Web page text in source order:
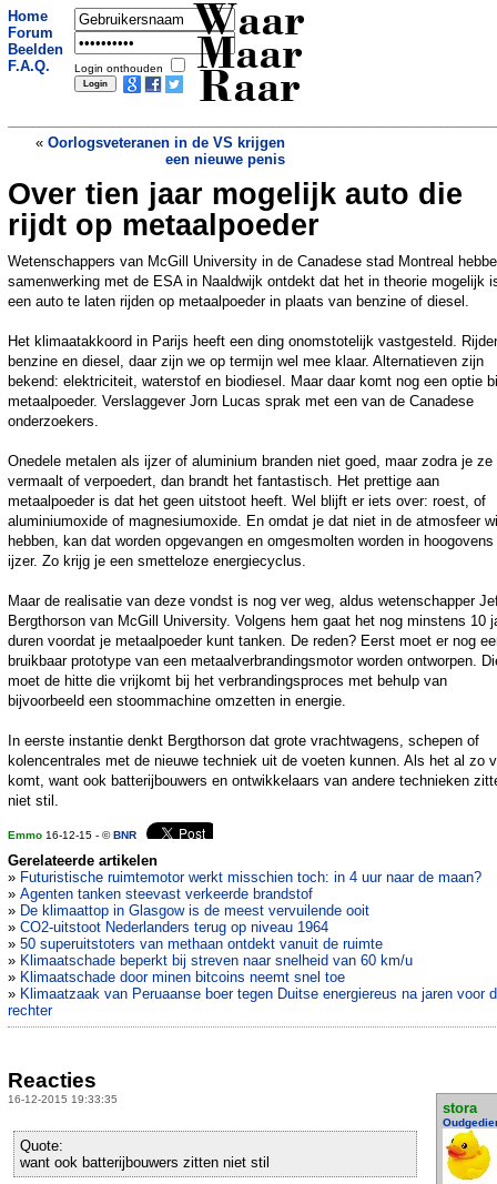
Home
Forum
Beelden
F.A.Q.
Login onthouden
Waar
Maar
Raar
« Oorlogsveteranen in de VS krijgen
een nieuwe penis
Marokkaan bewerkt vrouw met
scheermes na weigeren
huwelijksaanzoek
Over tien jaar mogelijk auto die
rijdt op metaalpoeder
Wetenschappers van McGill University in de Canadese stad Montreal
samenwerking met de ESA in Naaldwijk ontdekt dat het in theorie mogelijk
een auto te laten rijden op metaalpoeder in plaats van benzine of diesel.
Het klimaatakkoord in Parijs heeft een ding onomstotelijk vastgesteld.
benzine en diesel, daar zijn we op termijn wel mee klaar. Alternatieven zijn
bekend: elektriciteit, waterstof en biodiesel. Maar daar komt nog een optie
metaalpoeder. Verslaggever Jorn Lucas sprak met een van de Canadese
onderzoekers.
Onedele metalen als ijzer of aluminium branden niet goed, maar zodra je ze
vermaalt of verpoedert, dan brandt het fantastisch. Het prettige aan
metaalpoeder is dat het geen uitstoot heeft. Wel blijft er iets over: roest, of
aluminiumoxide of magnesiumoxide. En omdat je dat niet in de atmosfeer
hebben, kan dat worden opgevangen en omgesmolten worden in
ijzer. Zo krijg je een smetteloze energiecyclus.
Maar de realisatie van deze vondst is nog ver weg, aldus wetenschapper
Bergthorson van McGill University. Volgens hem gaat het nog minstens 10
duren voordat je metaalpoeder kunt tanken. De reden? Eerst moet er nog
bruikbaar prototype van een metaalverbrandingsmotor worden ontworpen.
moet de hitte die vrijkomt bij het verbrandingsproces met behulp van
bijvoorbeeld een stoommachine omzetten in energie.
In eerste instantie denkt Bergthorson dat grote vrachtwagens, schepen of
kolencentrales met de nieuwe techniek uit de voeten kunnen. Als het al zo
komt, want ook batterijbouwers en ontwikkelaars van andere technieken
niet stil.
Emmo 16-12-15 - ©BNR
Gerelateerde artikelen
» Futuristische ruimtemotor werkt misschien toch: in 4 uur naar de maan?
» Agenten tanken steevast verkeerde brandstof
» De klimaattop in Glasgow is de meest vervuilende ooit
» CO2-uitstoot Nederlanders terug op niveau 1964
» 50 superuitstoters van methaan ontdekt vanuit de ruimte
» Klimaatschade beperkt bij streven naar snelheid van 60 km/u
» Klimaatschade door minen bitcoins neemt snel toe
» Klimaatzaak van Peruaanse boer tegen Duitse energiereus na jaren voor
rechter
Reacties
16-12-2015 19:33:35
stora
Quote:
want ook batterijbouwers zitten niet stil